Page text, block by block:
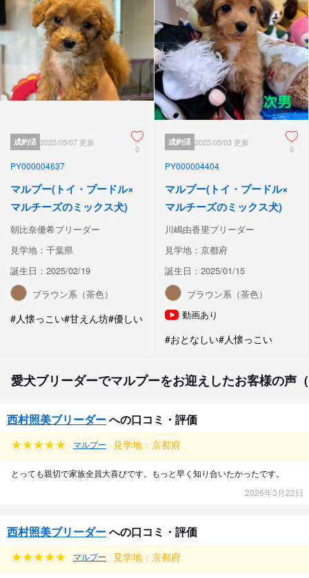
成約済 2025/05/07 更新
0
PY000004637
マルプー(トイ・プードル×
マルチーズのミックス犬)
朝比奈優希ブリーダー
見学地：千葉県
誕生日：2025/02/19
ブラウン系（茶色）
#人懐っこい#甘えん坊#優しい
成約済 2025/05/03 更新
0
PY000004404
マルプー(トイ・プードル×
マルチーズのミックス犬)
川嶋由香里ブリーダー
見学地：京都府
誕生日：2025/01/15
ブラウン系（茶色）
動画あり
#おとなしい#人懐っこい
愛犬ブリーダーでマルプーをお迎えしたお客様の声
西村照美ブリーダーへの口コミ・評価
マルプー 見学地：京都府
とっても親切で家族全員大喜びです。もっと早く知り合いたかったです。
2026年3月22日
西村照美ブリーダーへの口コミ・評価
マルプー 見学地：京都府